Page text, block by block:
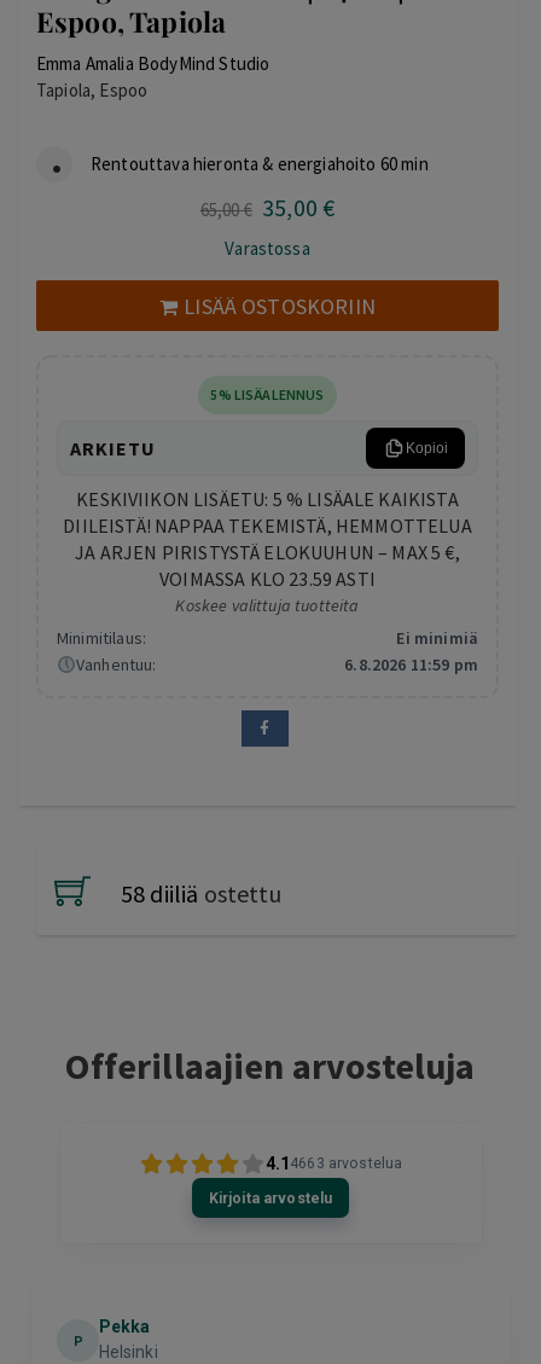
Espoo, Tapiola
Emma Amalia BodyMind Studio
Tapiola, Espoo
Rentouttava hieronta & energiahoito 60 min
65,00€ Alkuperäinen
oli:
65,00 €.
35,00 €Nykyinen
35,00 €.
Varastossa
LISÄÄ OSTOSKORIIN
5% LISÄALENNUS
ARKIETU Kopioi
KESKIVIIKON LISÄETU: 5 % LISÄALE KAIKISTA
DIILEISTÄ! NAPPAA TEKEMISTÄ, HEMMOTTELUA
JA ARJEN PIRISTYSTÄ ELOKUUHUN – MAX 5 €,
VOIMASSA KLO 23.59 ASTI
Koskee valittuja tuotteita
Minimitilaus:
Ei minimiä
Vanhentuu:
6.8.2026 11:59 pm
58 diiliä ostettu
Offerillaajien arvosteluja
4.1 4663 arvostelua
Kirjoita arvostelu
P
Pekka
Helsinki